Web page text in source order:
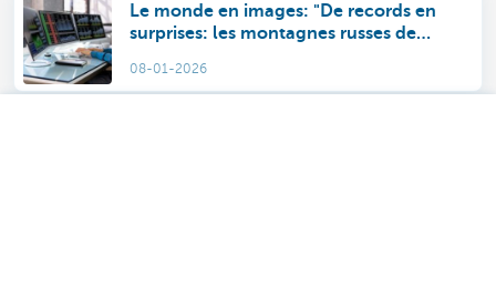
Le monde en images: "De records en
surprises: les montagnes russes de
08-01-2026